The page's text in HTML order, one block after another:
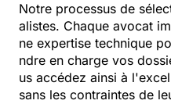
Notre processus de
alistes. Chaque avocat
ne expertise technique
ndre en charge vos
us accédez ainsi à
sans les contraintes de